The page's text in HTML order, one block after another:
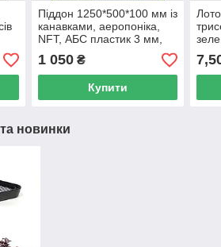
Піддон 1250*500*100 мм із
канавками, аеропоніка,
NFT, АБС пластик 3 мм,
заглиблення для зливу та
подавання. Колір чорний
1 050₴
Купити
та новинки